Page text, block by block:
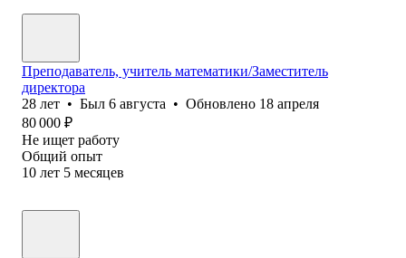
Преподаватель, учитель математики/Заместитель
директора
28 лет • Был 6 августа • Обновлено 18 апреля
80 000 ₽
Не ищет работу
Общий опыт
10 лет 5 месяцев